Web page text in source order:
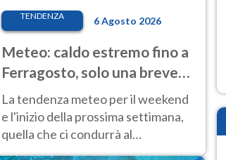
TENDENZA 6 Agosto 2026
Meteo: caldo estremo fino a
Ferragosto, solo una breve
pausa. Ecco dove
La tendenza meteo per il weekend
e l'inizio della prossima settimana,
quella che ci condurrà al
Ferragosto, vede ancora